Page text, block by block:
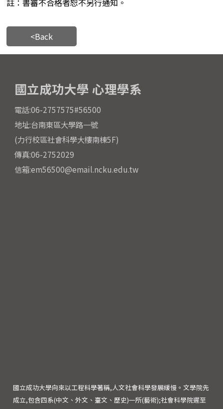
註：書審不合格者恕不另行通知。
<Back
國立成功大學 心理學系
電話:06-2757575#56500
地址:台南東區大學路一號
(力行校區社會科學大樓南棟5F)
傳真:06-2752029
信箱:em56500@email.ncku.edu.tw
國立成功大學向來以工程科學著稱,人文社會科學發展緩慢。文學院先
成立,包含四系(中文、外文、臺文、歷史)一所(藝術);社會科學院遲至